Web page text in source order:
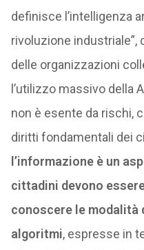
definisce l’intelligenza
rivoluzione industriale”,
delle organizzazioni
l’utilizzo massivo della
non è esente da rischi,
diritti fondamentali dei
l’informazione è un
cittadini devono
conoscere le modalità
algoritmi, espresse in